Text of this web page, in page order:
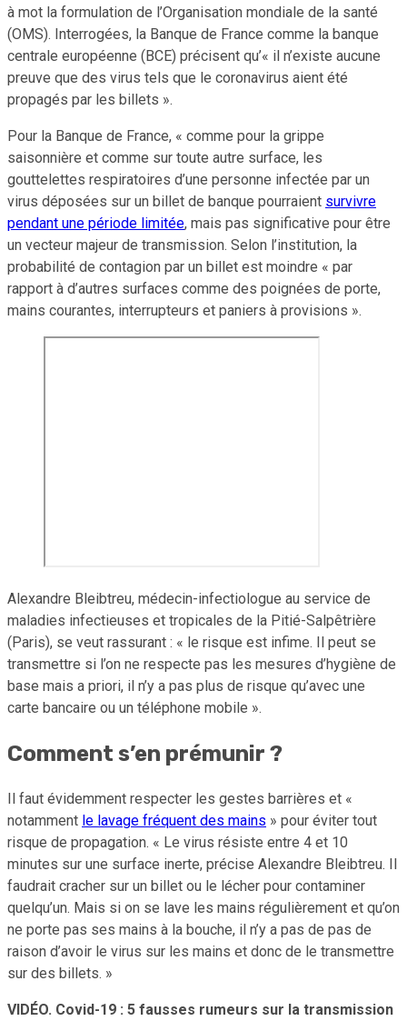
à mot la formulation de l’Organisation mondiale de la santé
(OMS). Interrogées, la Banque de France comme la banque
centrale européenne (BCE) précisent qu’« il n’existe aucune
preuve que des virus tels que le coronavirus aient été
propagés par les billets ».
Pour la Banque de France, « comme pour la grippe
saisonnière et comme sur toute autre surface, les
gouttelettes respiratoires d’une personne infectée par un
virus déposées sur un billet de banque pourraient survivre
pendant une période limitée, mais pas significative pour être
un vecteur majeur de transmission. Selon l’institution, la
probabilité de contagion par un billet est moindre « par
rapport à d’autres surfaces comme des poignées de porte,
mains courantes, interrupteurs et paniers à provisions ».
Alexandre Bleibtreu, médecin-infectiologue au service de
maladies infectieuses et tropicales de la Pitié-Salpêtrière
(Paris), se veut rassurant : « le risque est infime. Il peut se
transmettre si l’on ne respecte pas les mesures d’hygiène de
base mais a priori, il n’y a pas plus de risque qu’avec une
carte bancaire ou un téléphone mobile ».
Comment s’en prémunir ?
Il faut évidemment respecter les gestes barrières et «
notamment le lavage fréquent des mains » pour éviter tout
risque de propagation. « Le virus résiste entre 4 et 10
minutes sur une surface inerte, précise Alexandre Bleibtreu. Il
faudrait cracher sur un billet ou le lécher pour contaminer
quelqu’un. Mais si on se lave les mains régulièrement et qu’on
ne porte pas ses mains à la bouche, il n’y a pas de pas de
raison d’avoir le virus sur les mains et donc de le transmettre
sur des billets. »
VIDÉO. Covid-19 : 5 fausses rumeurs sur la transmission